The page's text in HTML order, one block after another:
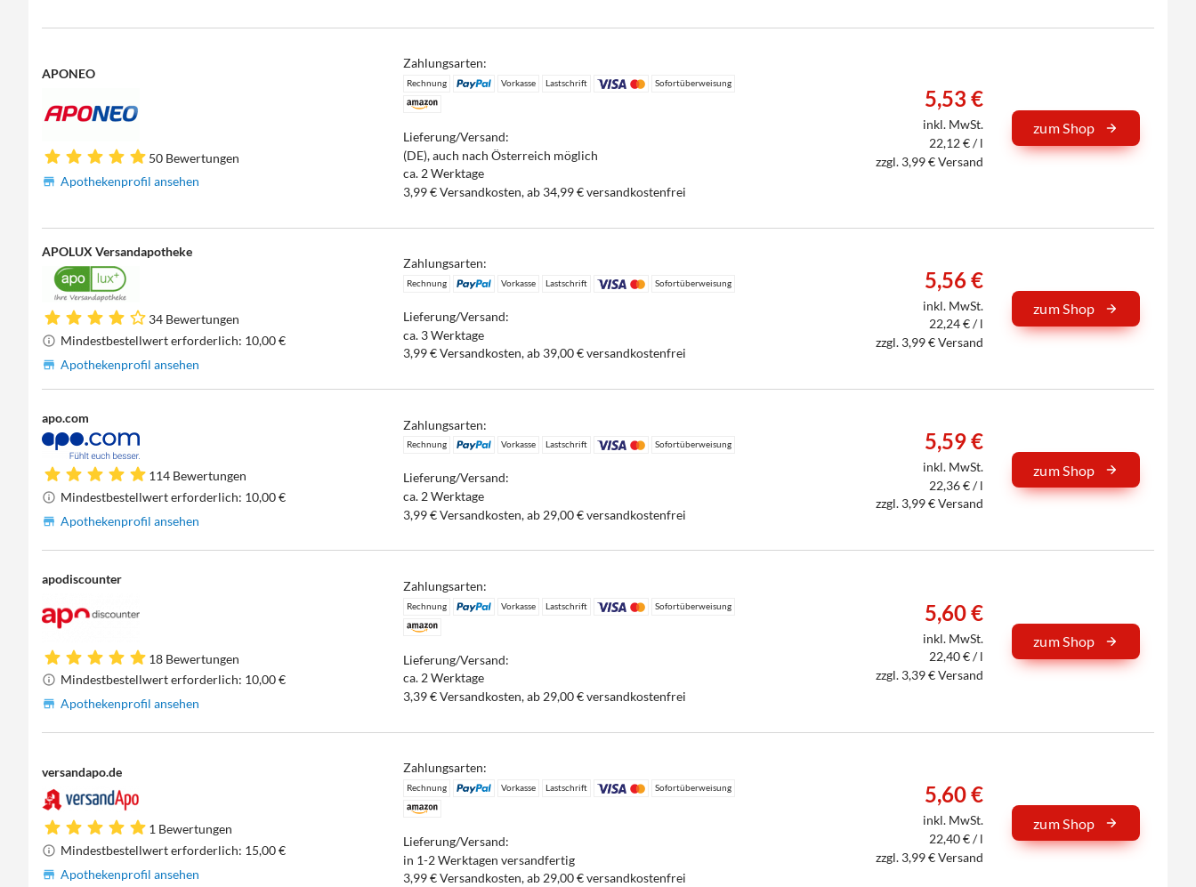
APONEO
50 Bewertungen
Apothekenprofil ansehen
Zahlungsarten:
Rechnung Vorkasse Lastschrift Sofortüberweisung
Lieferung/Versand:
(DE), auch nach Österreich möglich
ca. 2 Werktage
3,99 € Versandkosten, ab 34,99 € versandkostenfrei
5,53 €
inkl. MwSt.
22,12 € / l
zzgl. 3,99 € Versand
zum Shop
APOLUX Versandapotheke
34 Bewertungen
Mindestbestellwert erforderlich: 10,00 €
Apothekenprofil ansehen
Zahlungsarten:
Rechnung Vorkasse Lastschrift Sofortüberweisung
Lieferung/Versand:
ca. 3 Werktage
3,99 € Versandkosten, ab 39,00 € versandkostenfrei
5,56 €
inkl. MwSt.
22,24 € / l
zzgl. 3,99 € Versand
zum Shop
apo.com
114 Bewertungen
Mindestbestellwert erforderlich: 10,00 €
Apothekenprofil ansehen
Zahlungsarten:
Rechnung Vorkasse Lastschrift Sofortüberweisung
Lieferung/Versand:
ca. 2 Werktage
3,99 € Versandkosten, ab 29,00 € versandkostenfrei
5,59 €
inkl. MwSt.
22,36 € / l
zzgl. 3,99 € Versand
zum Shop
apodiscounter
18 Bewertungen
Mindestbestellwert erforderlich: 10,00 €
Apothekenprofil ansehen
Zahlungsarten:
Rechnung Vorkasse Lastschrift Sofortüberweisung
Lieferung/Versand:
ca. 2 Werktage
3,39 € Versandkosten, ab 29,00 € versandkostenfrei
5,60 €
inkl. MwSt.
22,40 € / l
zzgl. 3,39 € Versand
zum Shop
versandapo.de
1 Bewertungen
Mindestbestellwert erforderlich: 15,00 €
Apothekenprofil ansehen
Zahlungsarten:
Rechnung Vorkasse Lastschrift Sofortüberweisung
Lieferung/Versand:
in 1-2 Werktagen versandfertig
3,99 € Versandkosten, ab 29,00 € versandkostenfrei
5,60 €
inkl. MwSt.
22,40 € / l
zzgl. 3,99 € Versand
zum Shop